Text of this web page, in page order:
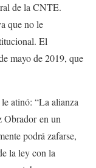
de la CNTE.
que no le
El
mayo de 2019, que
atinó: “La alianza
Obrador en un
podrá zafarse,
la ley con la